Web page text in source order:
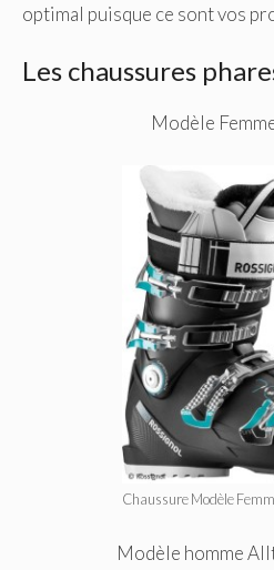
optimal puisque ce sont vos
Les chaussures
Modèle
Chaussure Modèle
Modèle homme